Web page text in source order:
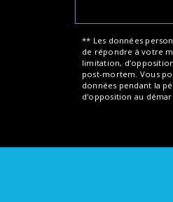
** Les données
de répondre à votre
limitation,
post-mortem. Vous
données pendant la
d'opposition au